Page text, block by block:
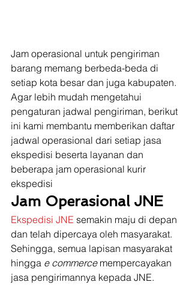
Jam operasional untuk pengiriman
barang memang berbeda-beda di
setiap kota besar dan juga kabupaten.
Agar lebih mudah mengetahui
pengaturan jadwal pengiriman, berikut
ini kami membantu memberikan daftar
jadwal operasional dari setiap jasa
ekspedisi beserta layanan dan
beberapa jam operasional kurir
ekspedisi
Jam Operasional JNE
Ekspedisi JNE semakin maju di depan
dan telah dipercaya oleh masyarakat.
Sehingga, semua lapisan masyarakat
hingga e commerce mempercayakan
jasa pengirimannya kepada JNE.